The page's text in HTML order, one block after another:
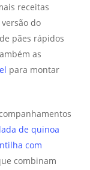
receitas
do
pães rápidos
as
para montar
de quinoa
com
combinam